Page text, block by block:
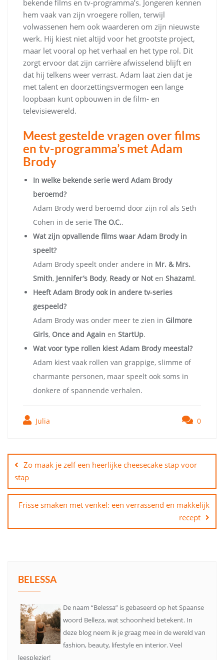
bekende films en tv-programma’s. Jongeren kennen
hem vaak van zijn vroegere rollen, terwijl
volwassenen hem ook waarderen om zijn nieuwste
werk. Hij kiest niet altijd voor het grootste project,
maar let vooral op het verhaal en het type rol. Dit
zorgt ervoor dat zijn carrière afwisselend blijft en
dat hij telkens weer verrast. Adam laat zien dat je
met talent en doorzettingsvermogen een lange
loopbaan kunt opbouwen in de film- en
televisiewereld.
Meest gestelde vragen over films
en tv-programma’s met Adam
Brody
In welke bekende serie werd Adam Brody
beroemd?
Adam Brody werd beroemd door zijn rol als Seth
Cohen in de serie The O.C..
Wat zijn opvallende films waar Adam Brody in
speelt?
Adam Brody speelt onder andere in Mr. & Mrs.
Smith, Jennifer’s Body, Ready or Noten Shazam!.
Heeft Adam Brody ook in andere tv-series
gespeeld?
Adam Brody was onder meer te zien in Gilmore
Girls, Once and Again en StartUp.
Wat voor type rollen kiest Adam Brody meestal?
Adam kiest vaak rollen van grappige, slimme of
charmante personen, maar speelt ook soms in
donkere of spannende verhalen.
Julia 0
navigatie
Zo maak je zelf een heerlijke cheesecake stap voor
stap
Frisse smaken met venkel: een verrassend en makkelijk
recept
BELESSA
De naam “Belessa” is gebaseerd op het Spaanse
woord Belleza, wat schoonheid betekent. In
deze blog neem ik je graag mee in de wereld van
fashion, beauty, lifestyle en interior. Veel
leesplezier!